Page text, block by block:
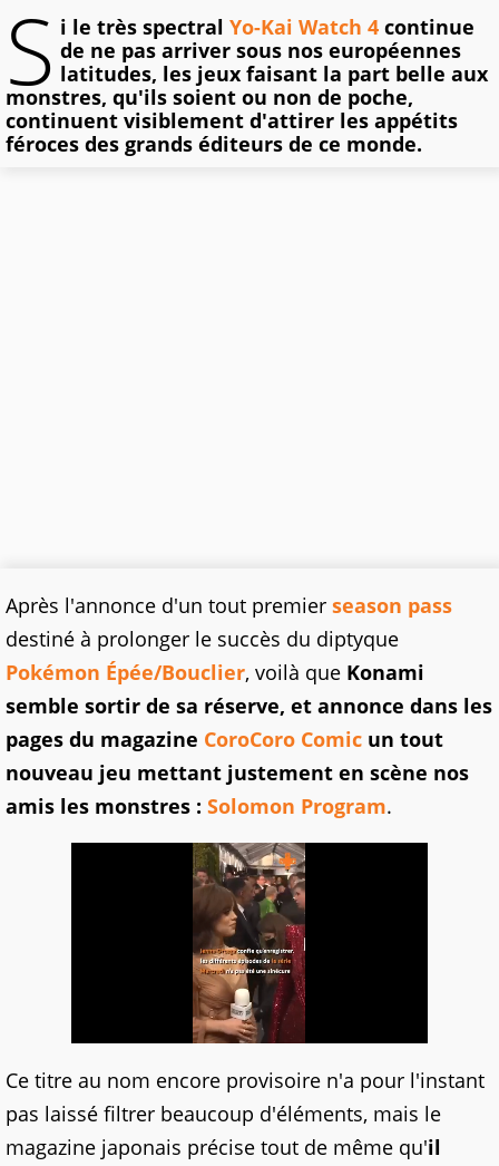
S i le très spectral Yo-Kai Watch 4 continue
de ne pas arriver sous nos européennes
latitudes, les jeux faisant la part belle aux
monstres, qu'ils soient ou non de poche,
continuent visiblement d'attirer les appétits
féroces des grands éditeurs de ce monde.
Après l'annonce d'un tout premier season pass
destiné à prolonger le succès du diptyque
Pokémon Épée/Bouclier, voilà que Konami
semble sortir de sa réserve, et annonce dans les
pages du magazine CoroCoro Comic un tout
nouveau jeu mettant justement en scène nos
amis les monstres : Solomon Program.
Ce titre au nom encore provisoire n'a pour l'instant
pas laissé filtrer beaucoup d'éléments, mais le
magazine japonais précise tout de même qu'il